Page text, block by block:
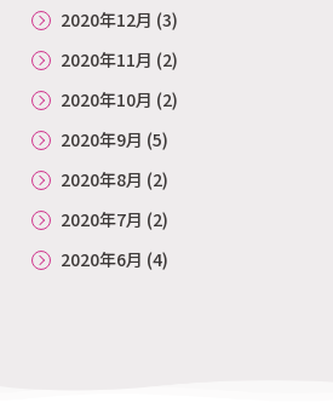
2020年12月 (3)
2020年11月 (2)
2020年10月 (2)
2020年9月 (5)
2020年8月 (2)
2020年7月 (2)
2020年6月 (4)